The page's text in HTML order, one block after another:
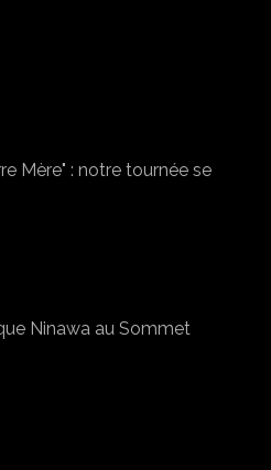
Mère" : notre tournée se
Ninawa au Sommet